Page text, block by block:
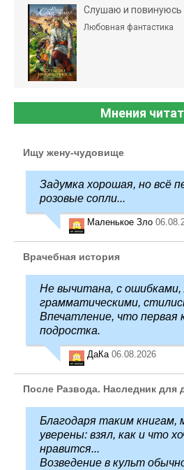
Слушаю и повинуюсь
Любовная фантастика
Мнения
Ищу жену-чудовище
Задумка хорошая, но всё
розовые сопли...
Маленькое Зло
Врачебная история
Не вычитана, с ошибками,
грамматическими,
Впечатление, что первая
подростка.
ДаКа 06.08.2026
После Развода. Наследник для
Благодаря таким книгам,
уверены: взял, как и что
нравится...
Возведение в культ